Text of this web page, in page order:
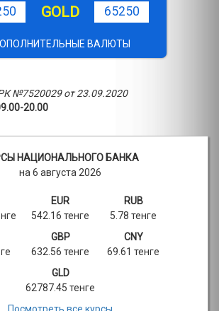
GOLD 65250
ВАЛЮТЫ
№7520029 от 23.09.2020
20.00
НАЦИОНАЛЬНОГО БАНКА
на 6 августа 2026
EUR
542.16 тенге
RUB
5.78 тенге
GBP
632.56 тенге
CNY
69.61 тенге
GLD
62787.45 тенге